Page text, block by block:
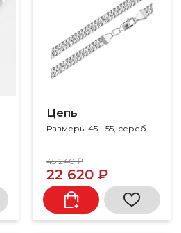
Цепь
Размеры 45 - 55, серебро 925
45 240 ₽
22 620 ₽